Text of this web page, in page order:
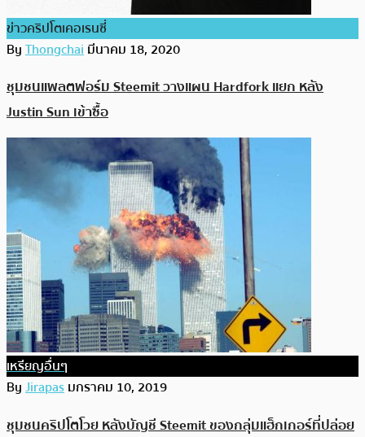
ข่าวคริปโตเคอเรนซี่
ByThongchaiมีนาคม 18, 2020
ชุมชนแพลตฟอร์ม Steemit วางแผน Hardfork แยก หลัง
Justin Sun เข้าซื้อ
เหรียญอื่นๆ
ByJirapasมกราคม 10, 2019
ชุมชนคริปโตโวย หลังบัญชี Steemit ของกลุ่มแฮ็กเกอร์ที่ปล่อย